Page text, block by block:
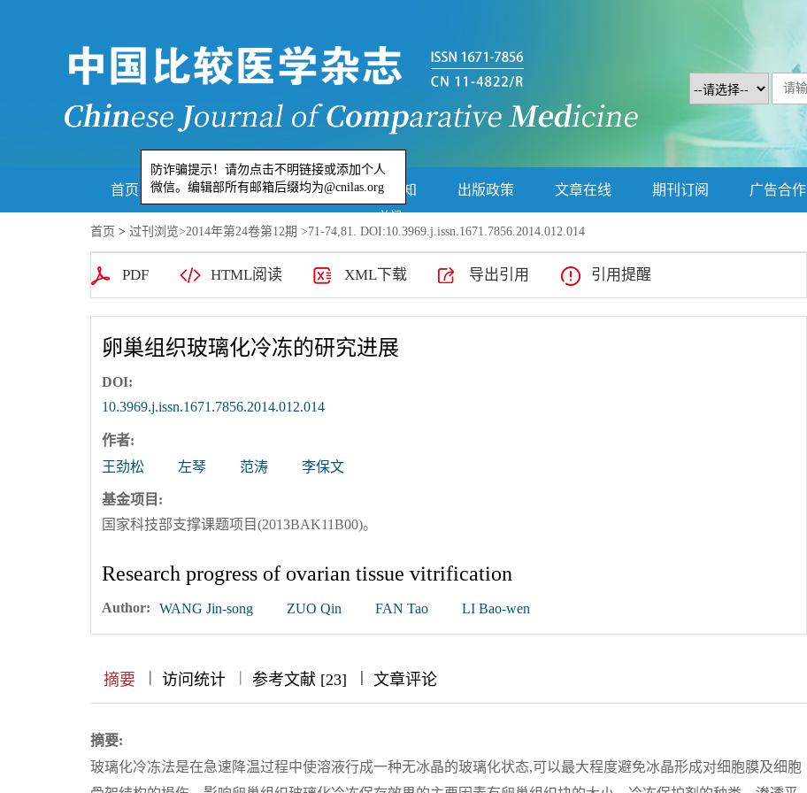
首页 期刊介绍 编委会 作者须知 出版政策 文章在线 期刊订阅 广告合作
首页 > 过刊浏览>2014年第24卷第12期 >71-74,81. DOI:10.3969.j.issn.1671.7856.2014.012.014
PDF HTML阅读 XML下载 导出引用 引用提醒
卵巢组织玻璃化冷冻的研究进展
DOI:
10.3969.j.issn.1671.7856.2014.012.014
作者:
王劲松
左琴 范涛 李保文
基金项目:
国家科技部支撑课题项目(2013BAK11B00)。
Research progress of ovarian tissue vitrification
Author: WANG Jin-song ZUO Qin FAN Tao LI Bao-wen
摘要 || 访问统计 | 参考文献 [23] |||| 文章评论
摘要:
玻璃化冷冻法是在急速降温过程中使溶液行成一种无冰晶的玻璃化状态,可以最大程度避免冰晶形成对细胞膜及细胞
防诈骗提示！请勿点击不明链接或添加个人
微信。编辑部所有邮箱后缀均为@cnilas.org
关闭